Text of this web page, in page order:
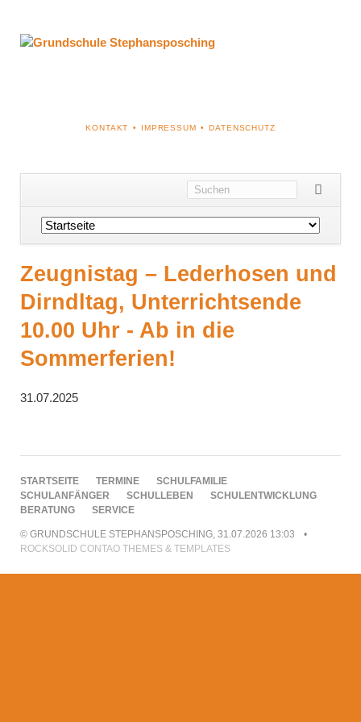
NAVIGATION
KONTAKT IMPRESSUM DATENSCHUTZ
Navigation
überspringen
Zeugnistag – Lederhosen und
Dirndltag, Unterrichtsende
10.00 Uhr - Ab in die
Sommerferien!
31.07.2025
NAVIGATION
ÜBERSPRINGEN
STARTSEITE TERMINE
SCHULFAMILIE
SCHULANFÄNGER
SCHULLEBEN
SCHULENTWICKLUNG
BERATUNG
SERVICE
© GRUNDSCHULE STEPHANSPOSCHING, 31.07.2026 13:03
ROCKSOLID CONTAO THEMES & TEMPLATES